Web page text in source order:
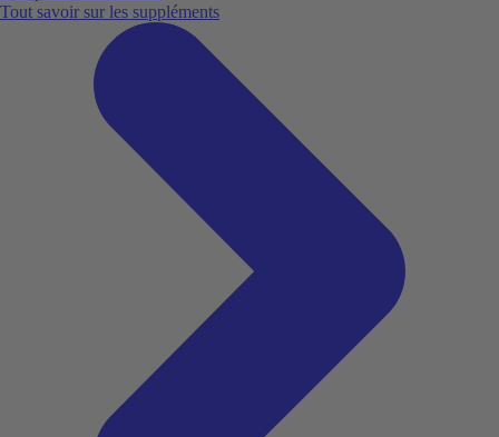
Tout savoir sur les suppléments